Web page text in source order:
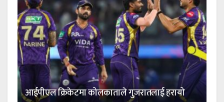
आईपीएल क्रिकेटमा कोलकाताले गुजरातलाई हरायो